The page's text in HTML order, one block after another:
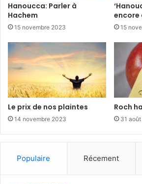
Hanoucca: Parler à
Hachem
15 novembre 2023
encore
15
Le prix de nos plaintes
14 novembre 2023
Roch
31 août
Populaire Récement